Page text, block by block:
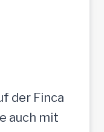
der Finca
auch mit